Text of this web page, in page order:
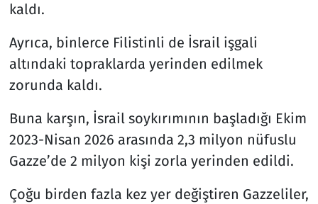
kaldı.
Ayrıca, binlerce Filistinli de İsrail işgali
altındaki topraklarda yerinden edilmek
zorunda kaldı.
Buna karşın, İsrail soykırımının başladığı Ekim
2023-Nisan 2026 arasında 2,3 milyon nüfuslu
Gazze’de 2 milyon kişi zorla yerinden edildi.
Çoğu birden fazla kez yer değiştiren Gazzeliler,